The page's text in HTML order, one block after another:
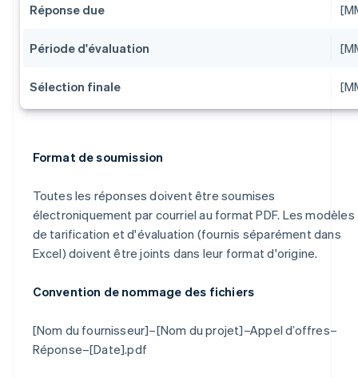
Réponse due
Période d'évaluation
Sélection finale
Format de soumission
Toutes les réponses doivent être soumises
électroniquement par courriel au format PDF. Les modèles
de tarification et d'évaluation (fournis séparément dans
Excel) doivent être joints dans leur format d'origine.
Convention de nommage des fichiers
[Nom du fournisseur]–[Nom du projet]–Appel d’offres–
Réponse–[Date].pdf